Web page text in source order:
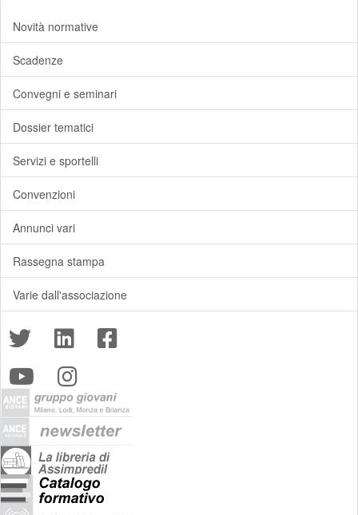
Novità normative
Scadenze
Convegni e seminari
Dossier tematici
Servizi e sportelli
Convenzioni
Annunci vari
Rassegna stampa
Varie dall'associazione